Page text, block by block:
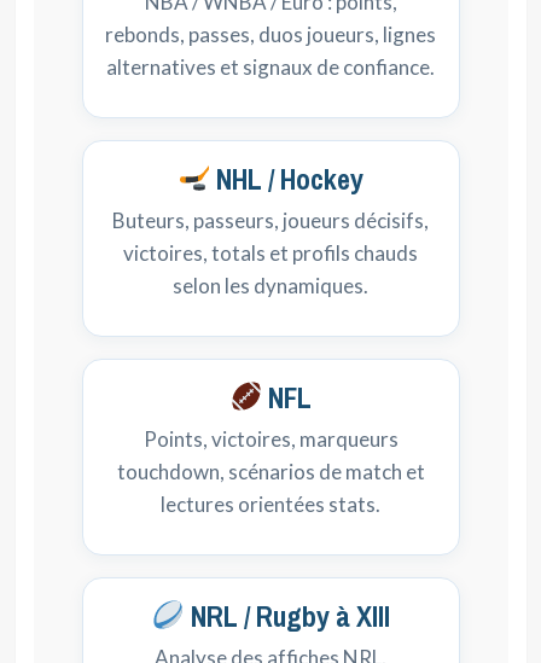
rebonds, passes, duos joueurs, lignes
alternatives et signaux de confiance.
NHL / Hockey
Buteurs, passeurs, joueurs décisifs,
victoires, totals et profils chauds
selon les dynamiques.
NFL
Points, victoires, marqueurs
touchdown, scénarios de match et
lectures orientées stats.
NRL / Rugby à XIII
Analyse des affiches NRL,